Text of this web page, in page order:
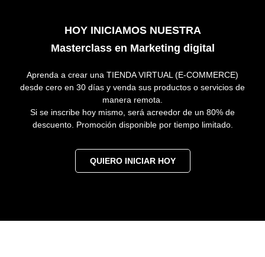
HOY INICIAMOS NUESTRA
Masterclass en Marketing digital
Aprenda a crear una TIENDA VIRTUAL (E-COMMERCE)
desde cero en 30 días y venda sus productos o servicios de
manera remota.
Si se inscribe hoy mismo, será acreedor de un 80% de
descuento. Promoción disponible por tiempo limitado.
QUIERO INICIAR HOY